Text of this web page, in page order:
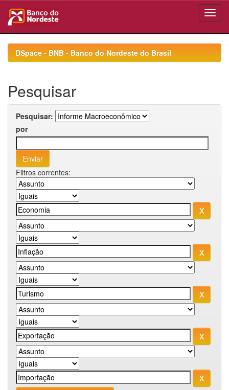
navigationDSpace - BNB - Banco do Nordeste do Brasil
Pesquisar
Pesquisar:
por
Filtros correntes: